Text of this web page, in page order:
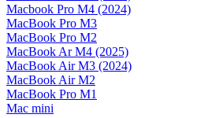
Macbook Pro M4 (2024)
MacBook Pro M3
MacBook Pro M2
MacBook Ar M4 (2025)
MacBook Air M3 (2024)
MacBook Air M2
MacBook Pro M1
Mac mini